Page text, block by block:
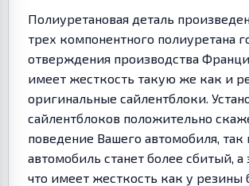
Полиуретановая деталь
трех компонентного полиуретана
отверждения производства
имеет жесткость такую же как и
оригинальные сайлентблоки.
сайлентблоков положительно
поведение Вашего автомобиля, так
автомобиль станет более сбитый, а
что имеет жесткость как у резины